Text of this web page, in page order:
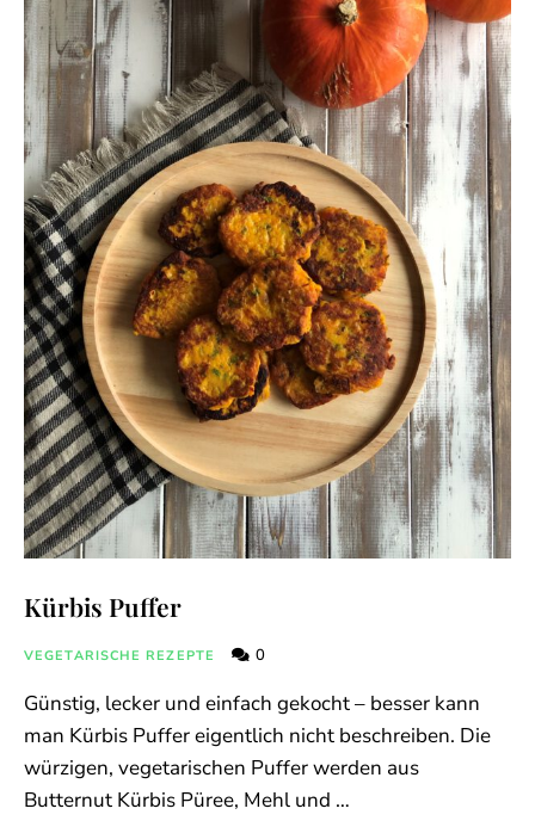
Kürbis Puffer
VEGETARISCHE REZEPTE 0
Günstig, lecker und einfach gekocht – besser kann
man Kürbis Puffer eigentlich nicht beschreiben. Die
würzigen, vegetarischen Puffer werden aus
Butternut Kürbis Püree, Mehl und …